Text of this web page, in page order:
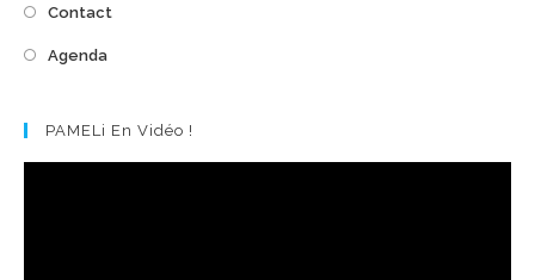
Contact
Agenda
PAMELi En Vidéo !